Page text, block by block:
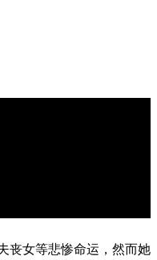
丧女等悲惨命运，然而她